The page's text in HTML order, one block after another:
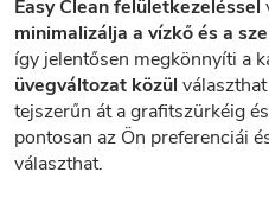
Easy Clean felületkezeléssel
minimalizálja a vízkő és a
így jelentősen megkönnyíti a
üvegváltozat közül
tejszerűn át a grafitszürkéig
pontosan az Ön preferenciái
választhat.